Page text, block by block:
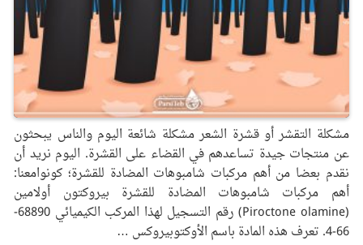
مشكلة التقشر أو قشرة الشعر مشكلة شائعة اليوم والناس يبحثون
عن منتجات جيدة تساعدهم في القضاء على القشرة. اليوم نريد أن
نقدم بعضا من أهم مركبات شامبوهات المضادة للقشرة؛ كونوامعنا:
أهم مركبات شامبوهات المضادة للقشرة بيروكتون أولامين
(Piroctone olamine) رقم التسجيل لهذا المركب الكيميائي 68890-
66-4. تعرف هذه المادة باسم الأوكتوبيروكس …